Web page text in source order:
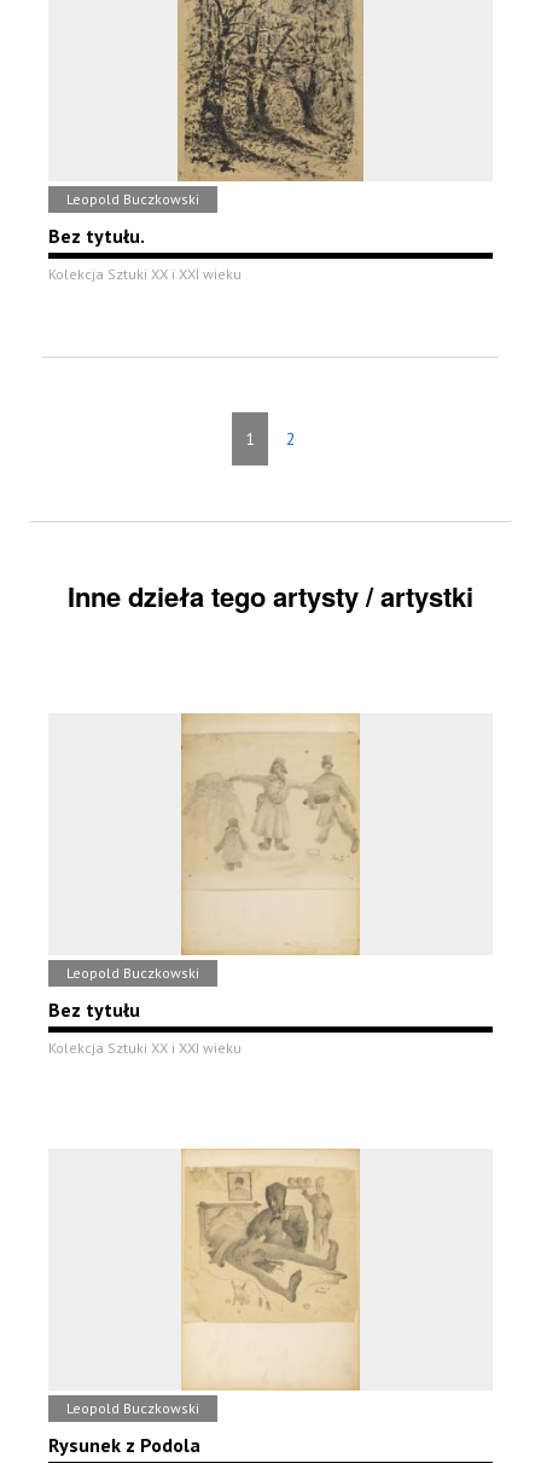
Leopold Buczkowski
Bez tytułu.
Kolekcja Sztuki XX i XXI wieku
1 2
Inne dzieła tego artysty / artystki
Leopold Buczkowski
Bez tytułu
Kolekcja Sztuki XX i XXI wieku
Leopold Buczkowski
Rysunek z Podola